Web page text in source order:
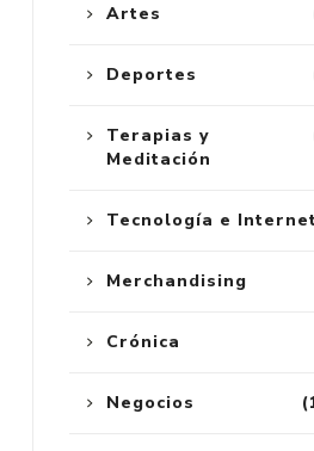
Artes
Deportes
Terapias y
Meditación
Tecnología e
Merchandising
Crónica
Negocios